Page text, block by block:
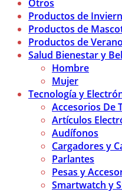
Otros
Productos de
Productos de
Productos de Verano
Salud Bienestar y
Hombre
Mujer
Tecnología y
Accesorios De
Artículos
Audífonos
Cargadores y
Parlantes
Pesas y
Smartwatch y